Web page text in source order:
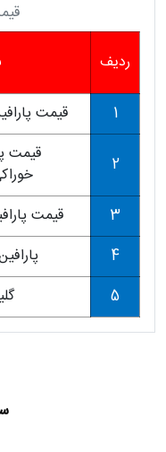
ردیف
1
قیمت
2
قیمت
3 قیمت
4
5